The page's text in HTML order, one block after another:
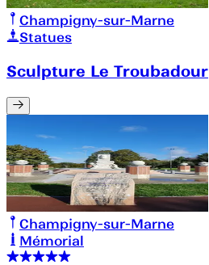
Champigny-sur-Marne
Statues
Sculpture Le Troubadour
Champigny-sur-Marne
Mémorial